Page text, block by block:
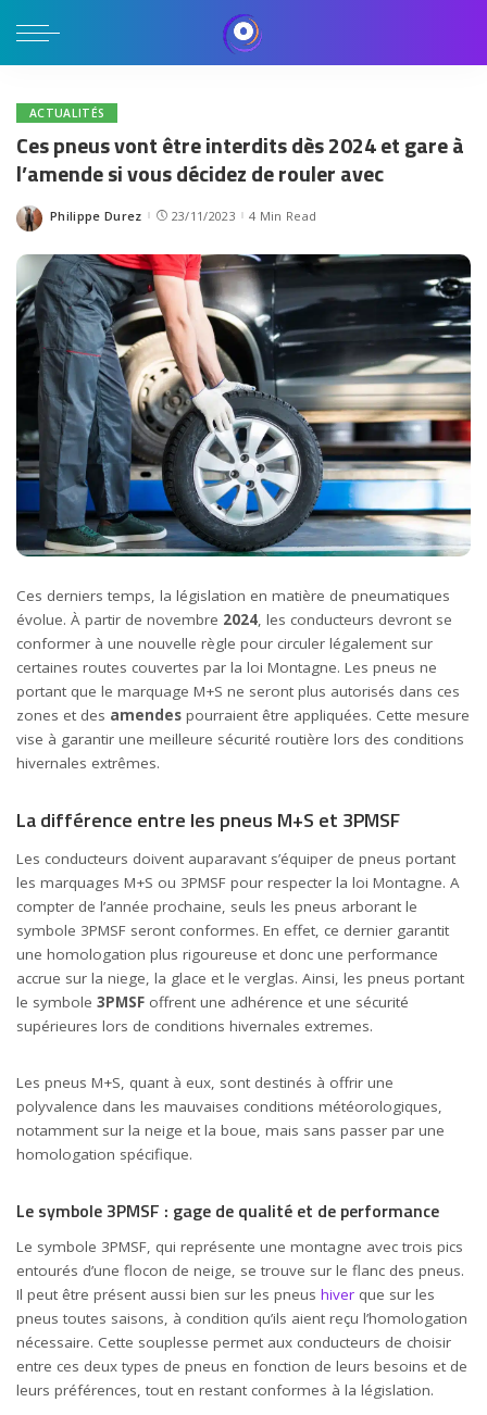
ACTUALITÉS
Ces pneus vont être interdits dès 2024 et gare à
l’amende si vous décidez de rouler avec
Posted
Philippe Durez 23/11/2023 4 Min Read
Ces derniers temps, la législation en matière de pneumatiques
évolue. À partir de novembre 2024, les conducteurs devront se
conformer à une nouvelle règle pour circuler légalement sur
certaines routes couvertes par la loi Montagne. Les pneus ne
portant que le marquage M+S ne seront plus autorisés dans ces
zones et des amendes pourraient être appliquées. Cette mesure
vise à garantir une meilleure sécurité routière lors des conditions
hivernales extrêmes.
La différence entre les pneus M+S et 3PMSF
Les conducteurs doivent auparavant s’équiper de pneus portant
les marquages M+S ou 3PMSF pour respecter la loi Montagne. A
compter de l’année prochaine, seuls les pneus arborant le
symbole 3PMSF seront conformes. En effet, ce dernier garantit
une homologation plus rigoureuse et donc une performance
accrue sur la niege, la glace et le verglas. Ainsi, les pneus portant
le symbole 3PMSF offrent une adhérence et une sécurité
supérieures lors de conditions hivernales extremes.
Les pneus M+S, quant à eux, sont destinés à offrir une
polyvalence dans les mauvaises conditions météorologiques,
notamment sur la neige et la boue, mais sans passer par une
homologation spécifique.
Le symbole 3PMSF : gage de qualité et de performance
Le symbole 3PMSF, qui représente une montagne avec trois pics
entourés d’une flocon de neige, se trouve sur le flanc des pneus.
Il peut être présent aussi bien sur les pneus hiver que sur les
pneus toutes saisons, à condition qu’ils aient reçu l’homologation
nécessaire. Cette souplesse permet aux conducteurs de choisir
entre ces deux types de pneus en fonction de leurs besoins et de
leurs préférences, tout en restant conformes à la législation.